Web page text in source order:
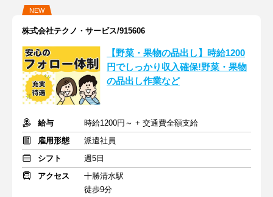
NEW
株式会社テクノ・サービス/915606
【野菜・果物の品出し】時給1200
円でしっかり収入確保!野菜・果物
の品出し作業など
給与
時給1200円～ + 交通費全額支給
雇用形態
派遣社員
シフト
週5日
アクセス
十勝清水駅
徒歩9分